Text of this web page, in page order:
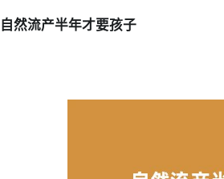
自然流产半年才要孩子